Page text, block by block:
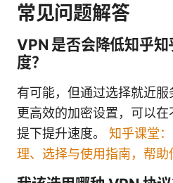
常见问题解答
VPN 是否会降低知乎
度？
有可能，但通过选择就近
更高效的加密设置，可以
提下提升速度。 知乎课堂
理、选择与使用指南，帮